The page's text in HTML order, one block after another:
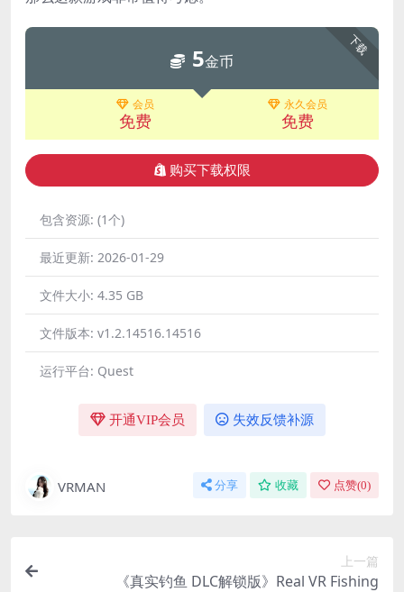
下载
5金币
会员
免费
永久会员
免费
购买下载权限
包含资源: (1个)
最近更新: 2026-01-29
文件大小: 4.35 GB
文件版本: v1.2.14516.14516
运行平台: Quest
开通VIP会员 失效反馈补源
VRMAN 分享 收藏 点赞(0)
上一篇
《真实钓鱼 DLC解锁版》Real VR Fishing